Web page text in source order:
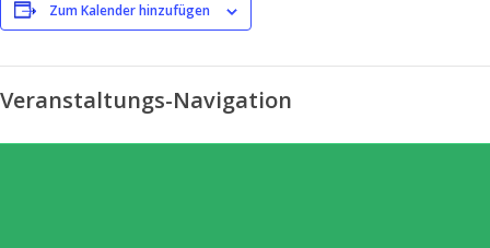
Zum Kalender hinzufügen
Veranstaltungs-Navigation